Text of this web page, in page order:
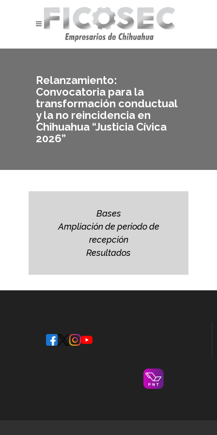
Relanzamiento:
Convocatoria para la
transformación conductual
y la no reincidencia en
Chihuahua “Justicia Cívica
2026”
Bases
Ampliación de periodo de
recepción
Resultados